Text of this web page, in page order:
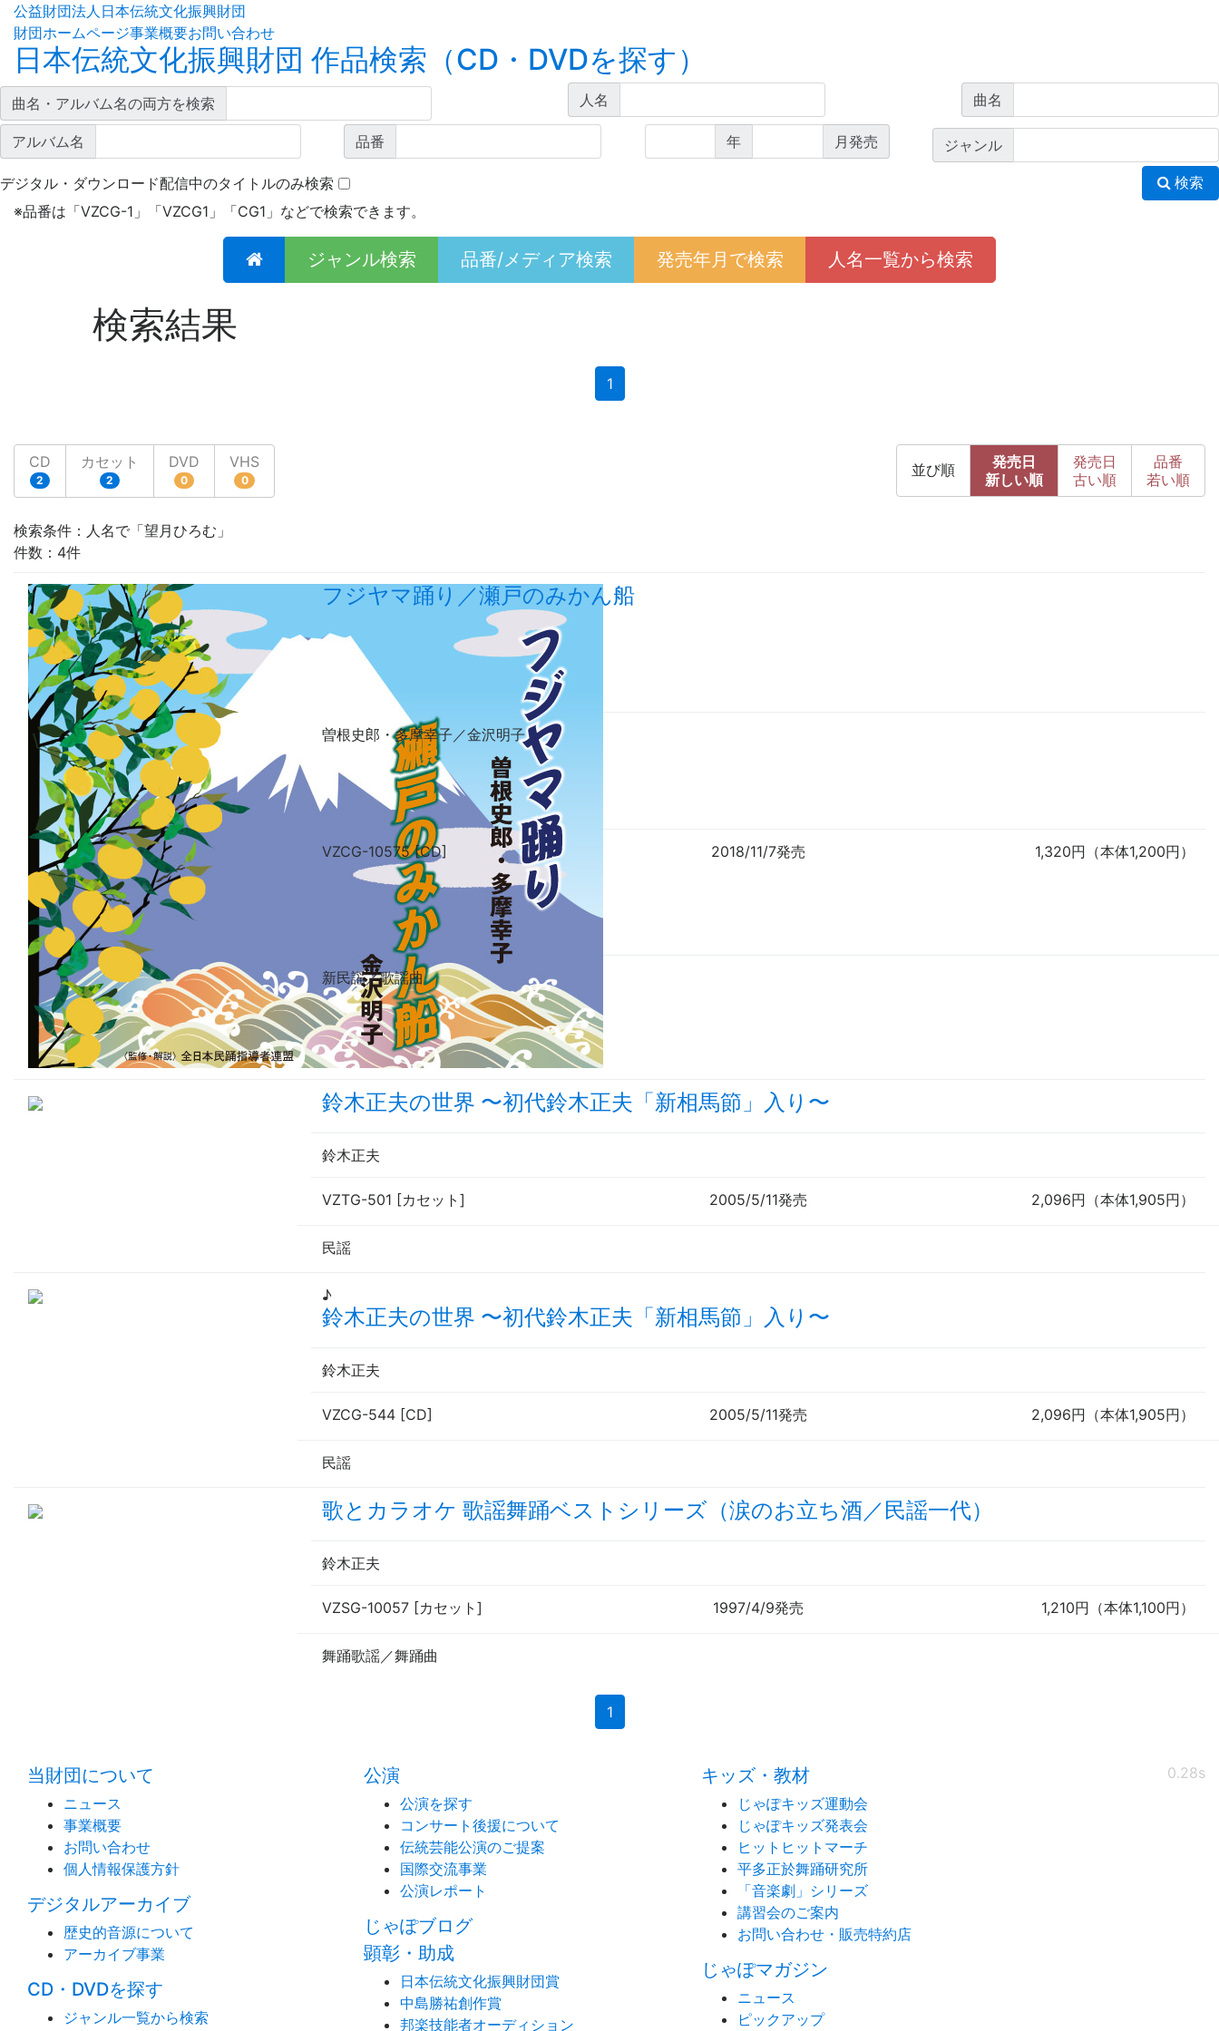
公益財団法人日本伝統文化振興財団
財団ホームページ事業概要お問い合わせ
日本伝統文化振興財団 作品検索（CD・DVDを探す）
曲名・アルバム名の両方を検索 人名 曲名
アルバム名 品番 年 月発売 ジャンル
デジタル・ダウンロード配信中のタイトルのみ検索 検索
※品番は「VZCG-1」「VZCG1」「CG1」などで検索できます。
ジャンル検索 品番/メディア検索 発売年月で検索 人名一覧から検索
検索結果
1(current)
CD
2
カセット
2
DVD
0
VHS
0
並び順
発売日
新しい順
発売日
古い順
品番
若い順
検索条件：人名で「望月ひろむ」
件数：4件
フジヤマ踊り／瀬戸のみかん船
曽根史郎・多摩幸子／金沢明子
VZCG-10575 [CD] 2018/11/7発売 1,320円（本体1,200円）
新民謡／歌謡曲
鈴木正夫の世界 〜初代鈴木正夫「新相馬節」入り 〜
鈴木正夫
VZTG-501 [カセット] 2005/5/11発売 2,096円（本体1,905円）
民謡
♪
鈴木正夫の世界 〜初代鈴木正夫「新相馬節」入り 〜
鈴木正夫
VZCG-544 [CD] 2005/5/11発売 2,096円（本体1,905円）
民謡
歌とカラオケ 歌謡舞踊ベストシリーズ（涙のお立ち酒／民謡一代）
鈴木正夫
VZSG-10057 [カセット] 1997/4/9発売 1,210円（本体1,100円）
舞踊歌謡／舞踊曲
1(current)
0.28s
当財団について
ニュース
事業概要
お問い合わせ
個人情報保護方針
デジタルアーカイブ
歴史的音源について
アーカイブ事業
CD・DVDを探す
ジャンル一覧から検索
公演
公演を探す
コンサート後援について
伝統芸能公演のご提案
国際交流事業
公演レポート
じゃぽブログ
顕彰・助成
日本伝統文化振興財団賞
中島勝祐創作賞
邦楽技能者オーディション
キッズ・教材
じゃぽキッズ運動会
じゃぽキッズ発表会
ヒットヒットマーチ
平多正於舞踊研究所
「音楽劇」シリーズ
講習会のご案内
お問い合わせ・販売特約店
じゃぽマガジン
ニュース
ピックアップ